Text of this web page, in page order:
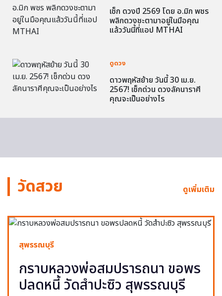
เช็ก ดวงปี 2569 โดย อ.มิก พชร
พลิกดวงชะตามาอยู่ในมือคุณ
แล้ววันนี้ที่แอป MTHAI
ดูดวง
ดาวพฤหัสย้าย วันนี้ 30 เม.ย.
2567! เช็กด่วน ดวงลัคนาราศี
คุณจะเป็นอย่างไร
วัดสวย ดูเพิ่มเติม
สุพรรณบุรี
กราบหลวงพ่อสมปรารถนา ขอพร
ปลดหนี้ วัดสำปะซิว สุพรรณบุรี